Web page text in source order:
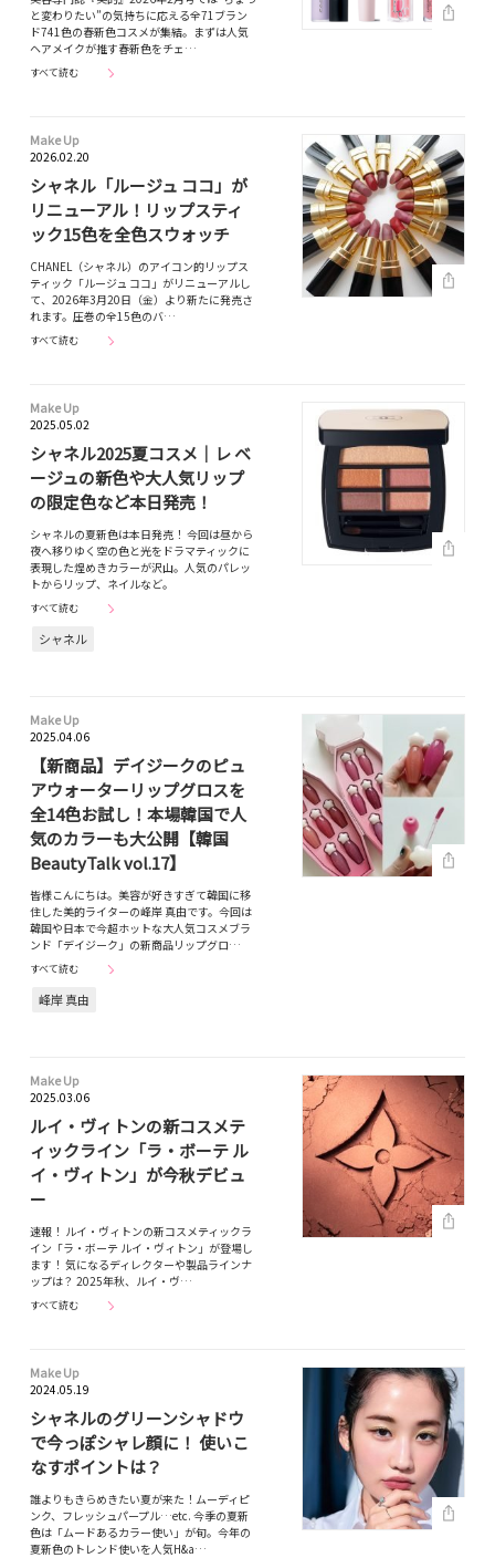
と変わりたい”の気持ちに応える全71ブラン
ド741色の春新色コスメが集結。まずは人気
ヘアメイクが推す春新色をチェ…
すべて読む
Make Up
2026.02.20
シャネル「ルージュ ココ」が
リニューアル！リップスティ
ック15色を全色スウォッチ
CHANEL（シャネル）のアイコン的リップス
ティック「ルージュ ココ」がリニューアルし
て、2026年3月20日（金）より新たに発売さ
れます。圧巻の全15色のバ…
すべて読む
Make Up
2025.05.02
シャネル2025夏コスメ｜レ ベ
ージュの新色や大人気リップ
の限定色など本日発売！
シャネルの夏新色は本日発売！ 今回は昼から
夜へ移りゆく空の色と光をドラマティックに
表現した煌めきカラーが沢山。人気のパレッ
トからリップ、ネイルなど。
すべて読む
シャネル
Make Up
2025.04.06
【新商品】デイジークのピュ
アウォーターリップグロスを
全14色お試し！本場韓国で人
気のカラーも大公開【韓国
BeautyTalk vol.17】
皆様こんにちは。美容が好きすぎて韓国に移
住した美的ライターの峰岸 真由です。今回は
韓国や日本で今超ホットな大人気コスメブラ
ンド「デイジーク」の新商品リップグロ…
すべて読む
峰岸 真由
Make Up
2025.03.06
ルイ・ヴィトンの新コスメテ
ィックライン「ラ・ボーテ ル
イ・ヴィトン」が今秋デビュ
ー
速報！ ルイ・ヴィトンの新コスメティックラ
イン「ラ・ボーテ ルイ・ヴィトン」が登場し
ます！ 気になるディレクターや製品ラインナ
ップは？ 2025年秋、ルイ・ヴ…
すべて読む
Make Up
2024.05.19
シャネルのグリーンシャドウ
で今っぽシャレ顔に！ 使いこ
なすポイントは？
誰よりもきらめきたい夏が来た！ムーディピ
ンク、フレッシュパープル…etc. 今季の夏新
色は「ムードあるカラー使い」が旬。今年の
夏新色のトレンド使いを人気H&a…